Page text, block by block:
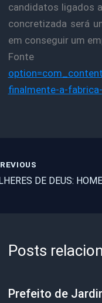
candidatos ligados
concretizada será
em conseguir um
finalmente-a-
Posts
Prefeito de